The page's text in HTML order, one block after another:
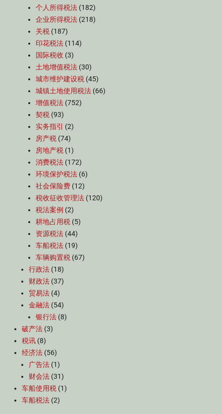
个人所得税法 (182)
企业所得税法 (218)
关税 (187)
印花税法 (114)
国际税收 (3)
土地增值税法 (30)
城市维护建设税 (45)
城镇土地使用税法 (66)
增值税法 (752)
契税 (93)
实务指引
(2)
房产税 (74)
房地产税 (1)
消费税法 (172)
环境保护税法 (6)
社会保险费 (12)
税收征收管理法 (120)
税法案例 (2)
耕地占用税 (5)
资源税法 (44)
车船税法 (19)
车辆购置税 (67)
行政法 (18)
财政法 (37)
贸易法 (4)
金融法 (54)
银行法 (8)
破产法 (3)
税讯 (8)
经济法 (56)
广告法 (1)
财会法 (31)
车船使用税 (1)
车船税法 (2)